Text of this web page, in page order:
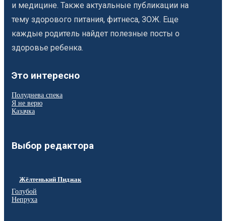
и медицине. Также актуальные публикации на
тему здорового питания, фитнеса, ЗОЖ. Еще
каждые родитель найдет полезные посты о
здоровье ребенка.
Это интересно
Полуднева спека
Я не верю
Казачка
Выбор редактора
Жёлтенький Пиджак
Голубой
Непруха